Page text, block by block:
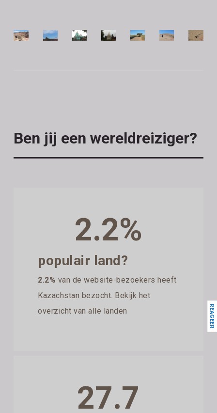
Ben jij een wereldreiziger?
2.2%
populair land?
2.2% van de website-bezoekers heeft
Kazachstan bezocht. Bekijk het
overzicht van alle landen
27.7
REAGEER